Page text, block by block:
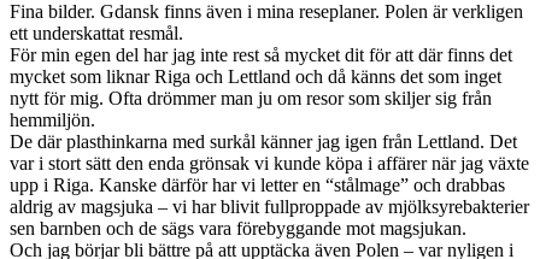
Fina bilder. Gdansk finns även i mina reseplaner. Polen är verkligen
ett underskattat resmål.
För min egen del har jag inte rest så mycket dit för att där finns det
mycket som liknar Riga och Lettland och då känns det som inget
nytt för mig. Ofta drömmer man ju om resor som skiljer sig från
hemmiljön.
De där plasthinkarna med surkål känner jag igen från Lettland. Det
var i stort sätt den enda grönsak vi kunde köpa i affärer när jag växte
upp i Riga. Kanske därför har vi letter en “stålmage” och drabbas
aldrig av magsjuka – vi har blivit fullproppade av mjölksyrebakterier
sen barnben och de sägs vara förebyggande mot magsjukan.
Och jag börjar bli bättre på att upptäcka även Polen – var nyligen i